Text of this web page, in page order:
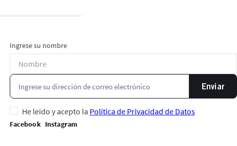
Ingrese su nombre
Enviar
He leído y acepto la Política de Privacidad de Datos